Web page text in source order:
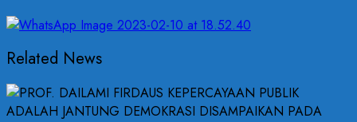
Related News